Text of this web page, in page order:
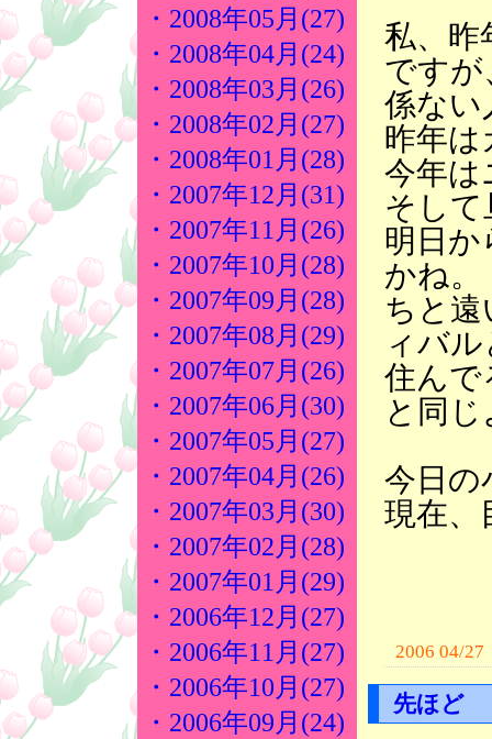
・2008年05月(27)
・2008年04月(24)
・2008年03月(26)
・2008年02月(27)
・2008年01月(28)
・2007年12月(31)
・2007年11月(26)
・2007年10月(28)
・2007年09月(28)
・2007年08月(29)
・2007年07月(26)
・2007年06月(30)
・2007年05月(27)
・2007年04月(26)
・2007年03月(30)
・2007年02月(28)
・2007年01月(29)
・2006年12月(27)
・2006年11月(27)
・2006年10月(27)
・2006年09月(24)
私、昨
ですが
係ない
昨年は
今年は
そして
明日か
かね。
ちと
ィバ
住んで
と同
今日
現在、
2006 04/27
先ほど